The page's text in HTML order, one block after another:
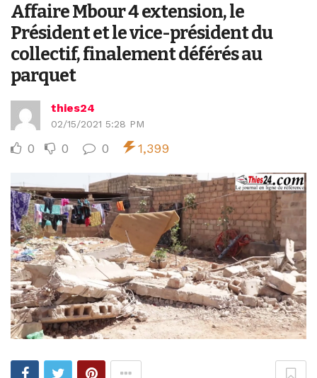
Affaire Mbour 4 extension, le
Président et le vice-président du
collectif, finalement déférés au
parquet
thies24
02/15/2021 5:28 PM
0 0 0 1,399